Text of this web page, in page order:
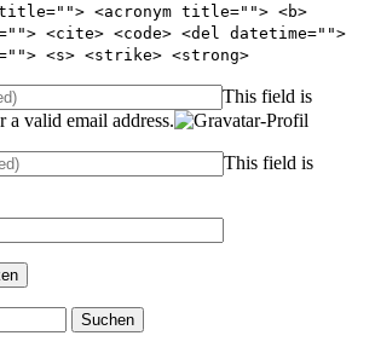
<acronym title=""> <b>
<cite> <code> <del datetime="">
<s> <strike> <strong>
This field is
a valid email address.
This field is